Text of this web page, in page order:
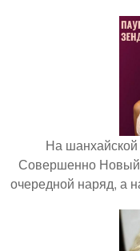
На
Совершенно Новый
очередной наряд, а